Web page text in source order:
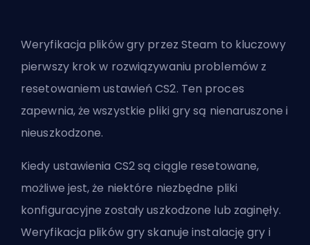
Weryfikacja plików gry przez Steam to kluczowy
pierwszy krok w rozwiązywaniu problemów z
resetowaniem ustawień CS2. Ten proces
zapewnia, że wszystkie pliki gry są nienaruszone i
nieuszkodzone.
Kiedy ustawienia CS2 są ciągle resetowane,
możliwe jest, że niektóre niezbędne pliki
konfiguracyjne zostały uszkodzone lub zaginęły.
Weryfikacja plików gry skanuje instalację gry i